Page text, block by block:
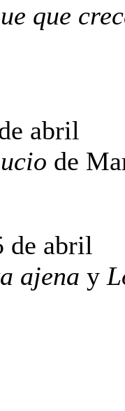
que
abril
de
de abril
ajena y